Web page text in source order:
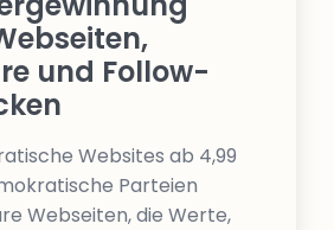
und Follow-
Websites ab 4,99
Parteien
Webseiten, die Werte,